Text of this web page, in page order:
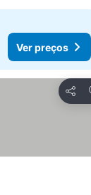
Ver preços